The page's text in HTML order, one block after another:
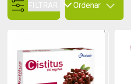
FILTRAR Ordenar